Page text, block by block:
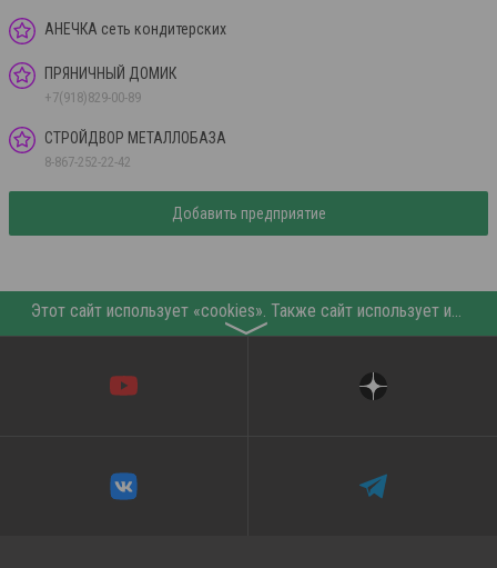
АНЕЧКА сеть кондитерских
ПРЯНИЧНЫЙ ДОМИК
+7(918)829-00-89
СТРОЙДВОР МЕТАЛЛОБАЗА
8-867-252-22-42
Добавить предприятие
〉